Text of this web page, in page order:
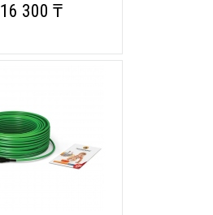
16 300 ₸